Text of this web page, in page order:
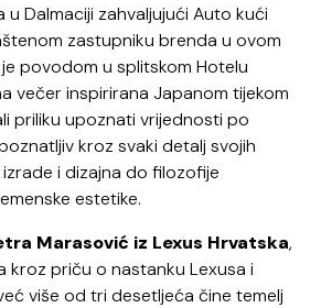
Dalmaciji zahvaljujući Auto kući
zastupniku brenda u ovom
povodom u splitskom Hotelu
večer inspirirana Japanom tijekom
priliku upoznati vrijednosti po
kroz svaki detalj svojih
i dizajna do filozofije
estetike.
Marasović iz Lexus Hrvatska,
kroz priču o nastanku Lexusa i
više od tri desetljeća čine temelj